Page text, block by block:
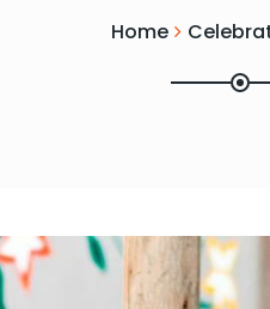
Home